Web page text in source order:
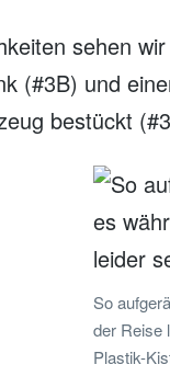
sehen
(#3B) und
bestückt
So
der Reise
Plastik-